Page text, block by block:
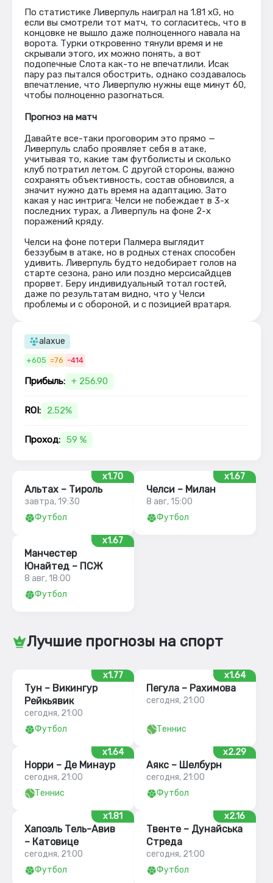
По статистике Ливерпуль наиграл на 1.81 xG, но
если вы смотрели тот матч, то согласитесь, что в
концовке не вышло даже полноценного навала на
ворота. Турки откровенно тянули время и не
скрывали этого, их можно понять, а вот
подопечные Слота как-то не впечатлили. Исак
пару раз пытался обострить, однако создавалось
впечатление, что Ливерпулю нужны еще минут 60,
чтобы полноценно разогнаться.
Прогноз на матч
Давайте все-таки проговорим это прямо —
Ливерпуль слабо проявляет себя в атаке,
учитывая то, какие там футболисты и сколько
клуб потратил летом. С другой стороны, важно
сохранять объективность, состав обновился, а
значит нужно дать время на адаптацию. Зато
какая у нас интрига: Челси не побеждает в 3-х
последних турах, а Ливерпуль на фоне 2-х
поражений кряду.
Челси на фоне потери Палмера выглядит
беззубым в атаке, но в родных стенах способен
удивить. Ливерпуль будто недобирает голов на
старте сезона, рано или поздно мерсисайдцев
прорвет. Беру индивидуальный тотал гостей,
даже по результатам видно, что у Челси
проблемы и с обороной, и с позицией вратаря.
alaxue
+605 =76 -414
Прибыль: + 256.90
ROI: 2.52%
Проход: 59 %
x1.70
Альтах – Тироль
завтра, 19:30
Футбол
x1.67
Челси – Милан
8 авг, 15:00
Футбол
x1.67
Манчестер
Юнайтед – ПСЖ
8 авг, 18:00
Футбол
Лучшие прогнозы на спорт
x1.77
Тун – Викингур
Рейкьявик
сегодня, 21:00
Футбол
x1.64
Пегула – Рахимова
сегодня, 21:00
Теннис
x1.64
Норри – Де Минаур
сегодня, 21:00
Теннис
x2.29
Аякс – Шелбурн
сегодня, 21:00
Футбол
x1.81
Хапоэль Тель-Авив
– Катовице
сегодня, 21:00
Футбол
x2.16
Твенте – Дунайська
Стреда
сегодня, 21:00
Футбол